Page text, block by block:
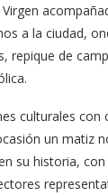
a la ciudad,
repique de
culturales con
un matiz
su historia,